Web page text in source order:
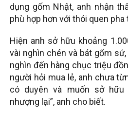
dụng gốm Nhật, anh nhận
phù hợp hơn với thói quen pha
Hiện anh sở hữu khoảng
vài nghìn chén và bát gốm
nghìn đến hàng chục triệu
người hỏi mua lẻ, anh chưa
có duyên và muốn sở
nhượng lại”, anh cho biết.